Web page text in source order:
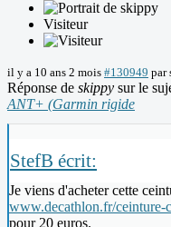
Visiteur
il y a 10 ans 2 mois #130949 par
Réponse de skippy sur le
ANT+ (Garmin rigide
StefB écrit:
Je viens d'acheter cette
www.decathlon.fr/ceinture-
pour 20 euros.